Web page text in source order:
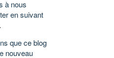
à nous
en suivant
.
que ce blog
nouveau